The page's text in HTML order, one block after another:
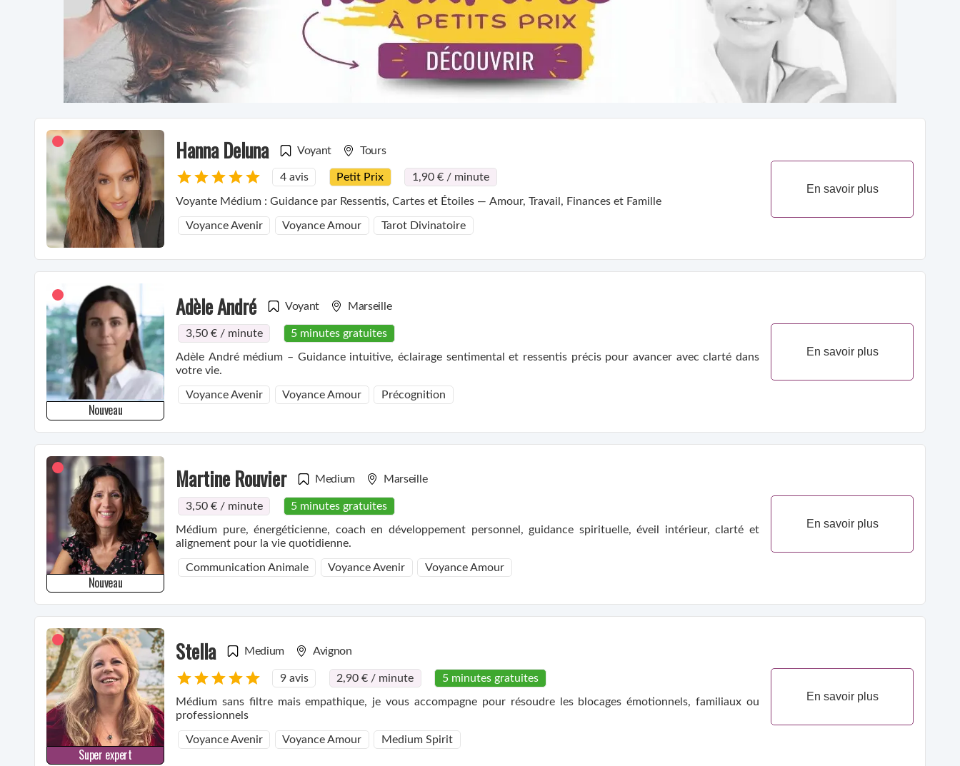
Hanna Deluna Voyant Tours
4 avis Petit Prix 1,90 € / minute
Voyante Médium : Guidance par Ressentis, Cartes et Étoiles — Amour, Travail, Finances et Famille
Voyance Avenir Voyance Amour Tarot Divinatoire
En savoir plus
Nouveau
Adèle André Voyant Marseille
3,50 € / minute 5 minutes gratuites
Adèle André médium – Guidance intuitive, éclairage sentimental et ressentis précis pour avancer avec clarté dans
votre vie.
Voyance Avenir Voyance Amour Précognition
En savoir plus
Nouveau
Martine Rouvier Medium Marseille
3,50 € / minute 5 minutes gratuites
Médium pure, énergéticienne, coach en développement personnel, guidance spirituelle, éveil intérieur, clarté et
alignement pour la vie quotidienne.
Communication Animale Voyance Avenir Voyance Amour
En savoir plus
Super expert
Stella Medium Avignon
9 avis 2,90 € / minute 5 minutes gratuites
Médium sans filtre mais empathique, je vous accompagne pour résoudre les blocages émotionnels, familiaux ou
professionnels
Voyance Avenir Voyance Amour Medium Spirit
En savoir plus